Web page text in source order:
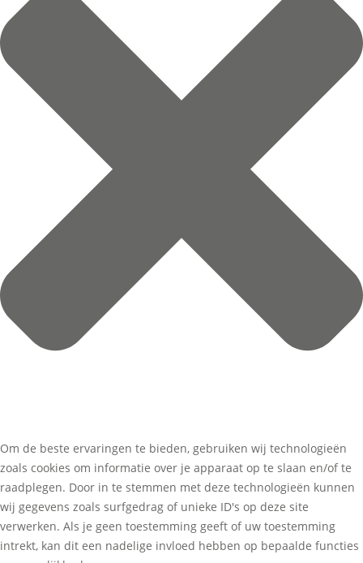
Om de beste ervaringen te bieden, gebruiken wij technologieën
zoals cookies om informatie over je apparaat op te slaan en/of te
raadplegen. Door in te stemmen met deze technologieën kunnen
wij gegevens zoals surfgedrag of unieke ID's op deze site
verwerken. Als je geen toestemming geeft of uw toestemming
intrekt, kan dit een nadelige invloed hebben op bepaalde functies